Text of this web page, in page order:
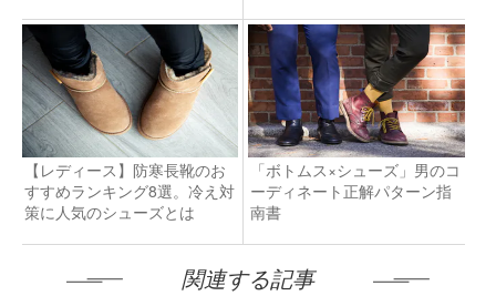
【レディース】防寒長靴のお
すすめランキング8選。冷え対
策に人気のシューズとは
「ボトムス×シューズ」男のコ
ーディネート正解パターン指
南書
関連する記事